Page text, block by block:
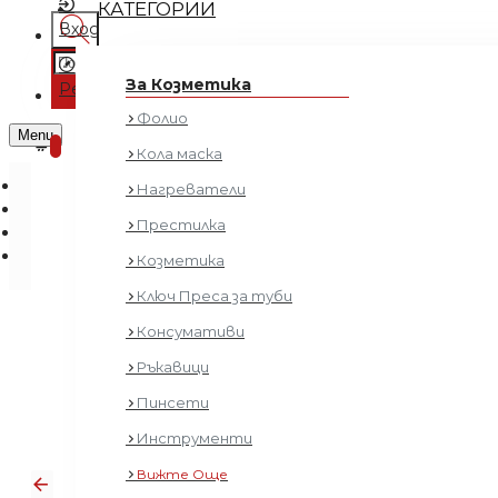
Регистрация
КАТЕГОРИИ
За Козметика
Фолио
Кола маска
Нагреватели
Престилка
Козметика
Ключ Преса за туби
Консумативи
Ръкавици
Пинсети
Инструменти
Вижте Още
0 продукта - € 0.00 (0.00 лв.)
0
Вход
Регистрация
Menu